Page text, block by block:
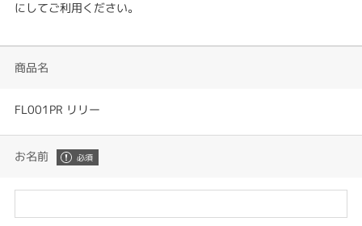
にしてご利用ください。
商品名
FL001PR リリー
お名前